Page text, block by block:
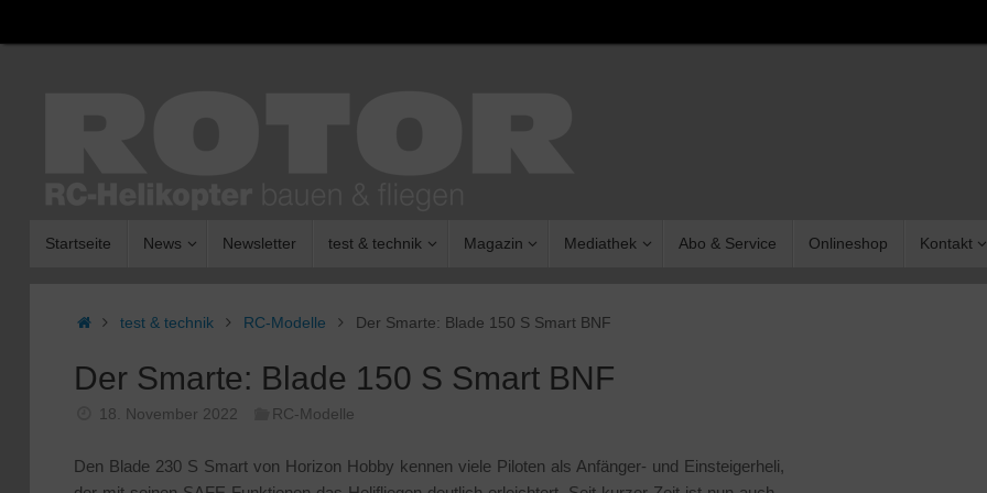
Inhalt
Startseite News Newsletter test & technik Magazin Mediathek Abo & Service Onlineshop Kontakt
Starttest & technik RC-Modelle Der Smarte: Blade 150 S Smart BNF
Der Smarte: Blade 150 S Smart BNF
18. November 2022 RC-Modelle
Den Blade 230 S Smart von Horizon Hobby kennen viele Piloten als Anfänger- und Einsteigerheli,